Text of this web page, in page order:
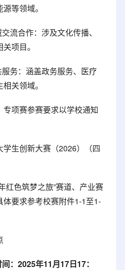
等领域。
流合作：涉及文化传播、
项目。
务：涵盖政务服务、医疗
关领域。
专项赛参赛要求以学校通知
学生创新大赛（2026）（四
红色筑梦之旅”赛道、产业赛
要求参考校赛附件1-1至1-
：2025年11月17日17：